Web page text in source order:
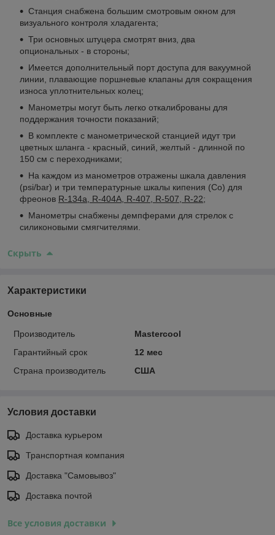
Станция снабжена большим смотровым окном для
визуального контроля хладагента;
Три основных штуцера смотрят вниз, два
опциональных - в стороны;
Имеется дополнительный порт доступа для вакуумной
линии, плавающие поршневые клапаны для сокращения
износа уплотнительных колец;
Манометры могут быть легко откалиброваны для
поддержания точности показаний;
В комплекте с манометрической станцией идут три
цветных шланга - красный, синий, желтый - длинной по
150 см с переходниками;
На каждом из манометров отражены шкала давления
(psi/bar) и три температурные шкалы кипения (Co) для
фреонов R-134a, R-404A, R-407, R-507, R-22;
Манометры снабжены демпферами для стрелок с
силиконовыми смягчителями.
Скрыть
Характеристики
Основные
Производитель
Mastercool
Гарантийный срок
12 мес
Страна производитель
США
Условия доставки
Доставка курьером
Транспортная компания
Доставка "Самовывоз"
Доставка почтой
Все условия доставки